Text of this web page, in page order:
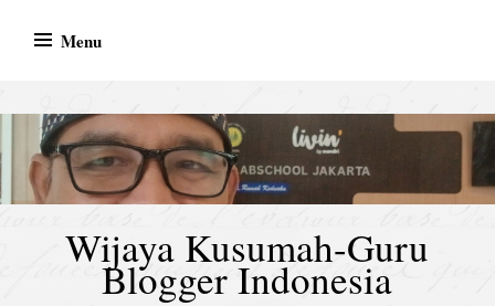
Menu
Wijaya Kusumah-Guru
Blogger Indonesia